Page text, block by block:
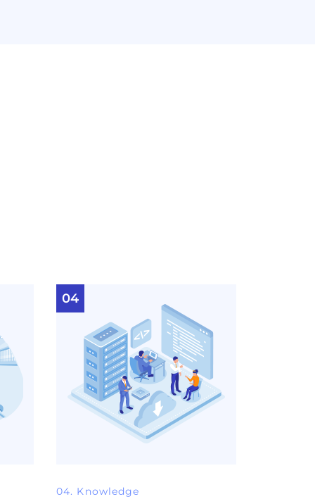
04
04. Knowledge